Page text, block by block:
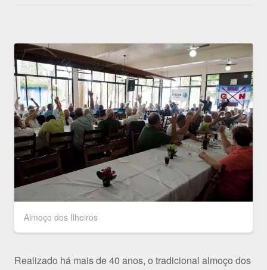
Almoço dos Ilheiros
Realizado há mais de 40 anos, o tradicional almoço dos